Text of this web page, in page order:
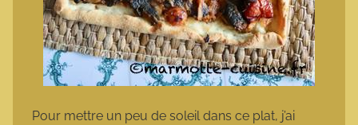
Pour mettre un peu de soleil dans ce plat, j’ai